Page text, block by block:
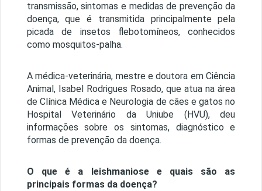
transmissão, sintomas e medidas de prevenção da
doença, que é transmitida principalmente pela
picada de insetos flebotomíneos, conhecidos
como mosquitos-palha.
A médica-veterinária, mestre e doutora em Ciência
Animal, Isabel Rodrigues Rosado, que atua na área
de Clínica Médica e Neurologia de cães e gatos no
Hospital Veterinário da Uniube (HVU), deu
informações sobre os sintomas, diagnóstico e
formas de prevenção da doença.
O que é a leishmaniose e quais são as
principais formas da doença?